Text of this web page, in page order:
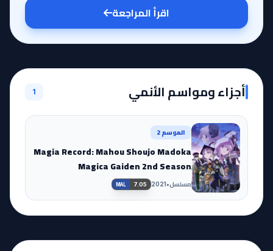
اقرأ المراجعة
أجزاء ومواسم الأنمي 1
الموسم 2
Magia Record: Mahou Shoujo Madoka
Magica Gaiden 2nd Season
مسلسل•
2021
MAL 7.05